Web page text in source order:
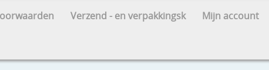
Verzend - en verpakkingsk Mijn account